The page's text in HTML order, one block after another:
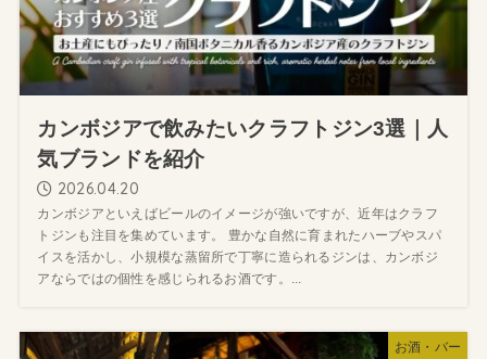
カンボジアで飲みたいクラフトジン3選｜人
気ブランドを紹介
2026.04.20
カンボジアといえばビールのイメージが強いですが、近年はクラフ
トジンも注目を集めています。 豊かな自然に育まれたハーブやスパ
イスを活かし、小規模な蒸留所で丁寧に造られるジンは、カンボジ
アならではの個性を感じられるお酒です。...
お酒・バー